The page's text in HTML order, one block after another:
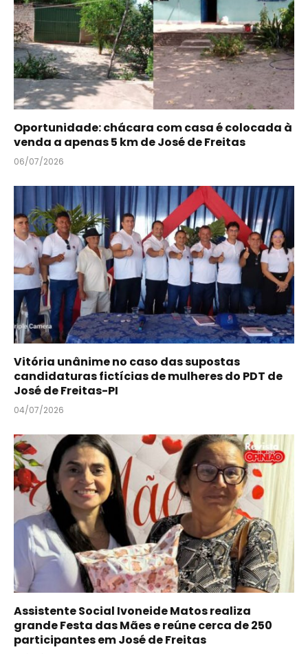
Oportunidade: chácara com casa é colocada à
venda a apenas 5 km de José de Freitas
06/07/2026
Vitória unânime no caso das supostas
candidaturas fictícias de mulheres do PDT de
José de Freitas-PI
04/07/2026
Assistente Social Ivoneide Matos realiza
grande Festa das Mães e reúne cerca de 250
participantes em José de Freitas